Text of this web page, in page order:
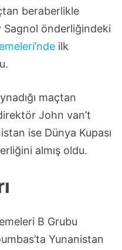
beraberlikle
Sagnol önderliğindeki
ilk
maçtan
John van’t
ise Dünya Kupası
almış oldu.
B Grubu
Yunanistan